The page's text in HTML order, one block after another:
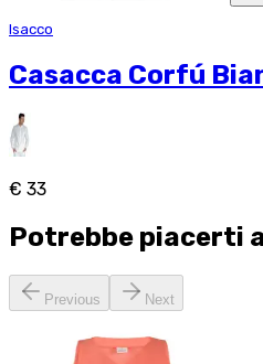
Isacco
Casacca Corfú
€ 33
Potrebbe piacerti
Previous Next